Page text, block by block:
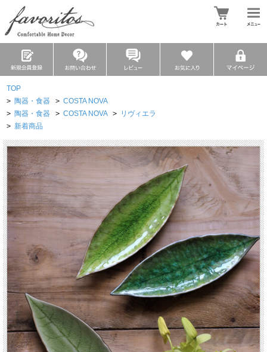
TOP
> 陶器・食器 > COSTA NOVA
> 陶器・食器 > COSTA NOVA > リヴィエラ
> 新着商品